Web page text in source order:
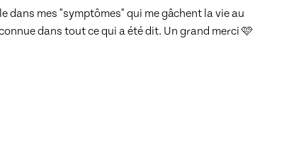
dans mes "symptômes" qui me gâchent la vie au
dans tout ce qui a été dit. Un grand merci 🩷